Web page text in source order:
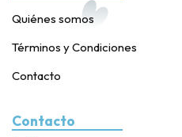
Quiénes somos
Términos y Condiciones
Contacto
Contacto